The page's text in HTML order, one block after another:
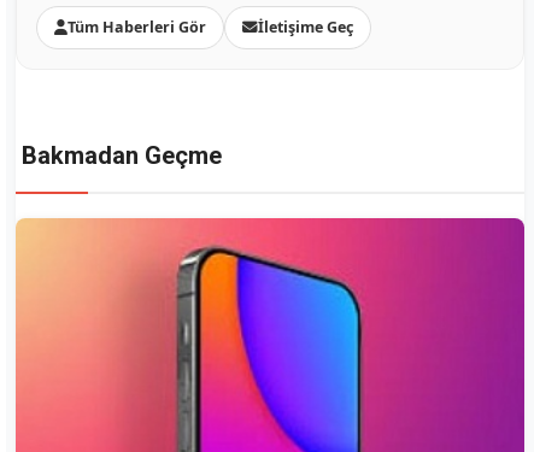
Tüm Haberleri Gör İletişime Geç
Bakmadan Geçme